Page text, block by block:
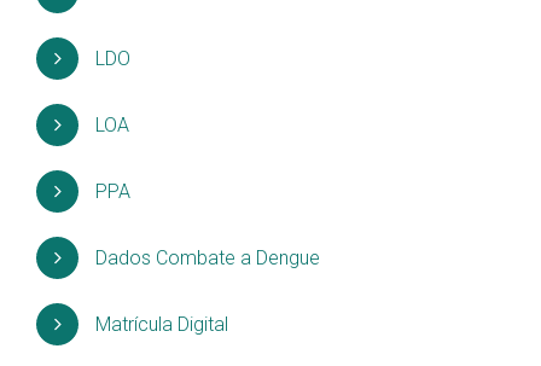
LDO
LOA
PPA
Dados Combate a Dengue
Matrícula Digital